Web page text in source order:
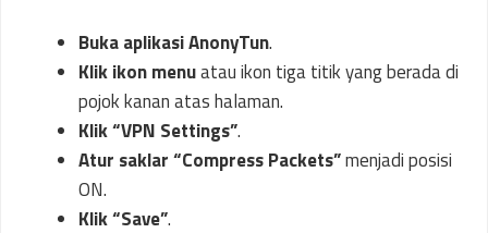
Buka aplikasi AnonyTun.
Klik ikon menuatau ikon tiga titik yang berada di
pojok kanan atas halaman.
Klik “VPN Settings”.
Atur saklar “Compress Packets”menjadi posisi
ON.
Klik “Save”.